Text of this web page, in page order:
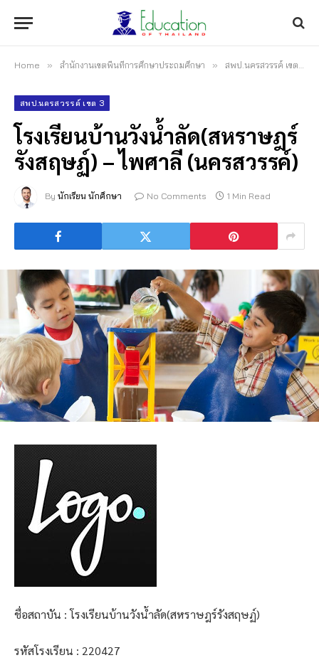
Home » สำนักงานเขตพื้นที่การศึกษาประถมศึกษา » สพป.นครสวรรค์ เขต 3
สพป.นครสวรรค์ เขต 3
โรงเรียนบ้านวังน้ำลัด(สหราษฎร์
รังสฤษฏ์) – ไพศาลี (นครสวรรค์)
By นักเรียน นักศึกษา No Comments 1 Min Read
ชื่อสถาบัน : โรงเรียนบ้านวังน้ำลัด(สหราษฎร์รังสฤษฏ์)
รหัสโรงเรียน : 220427